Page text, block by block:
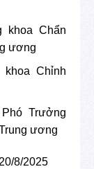
khoa Chẩn
ương
Chỉnh
Trưởng
ương
8/2025